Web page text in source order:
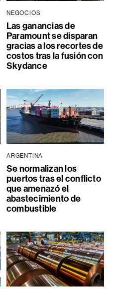
NEGOCIOS
Las ganancias de
Paramount se disparan
gracias a los recortes de
costos tras la fusión con
Skydance
ARGENTINA
Se normalizan los
puertos tras el conflicto
que amenazó el
abastecimiento de
combustible